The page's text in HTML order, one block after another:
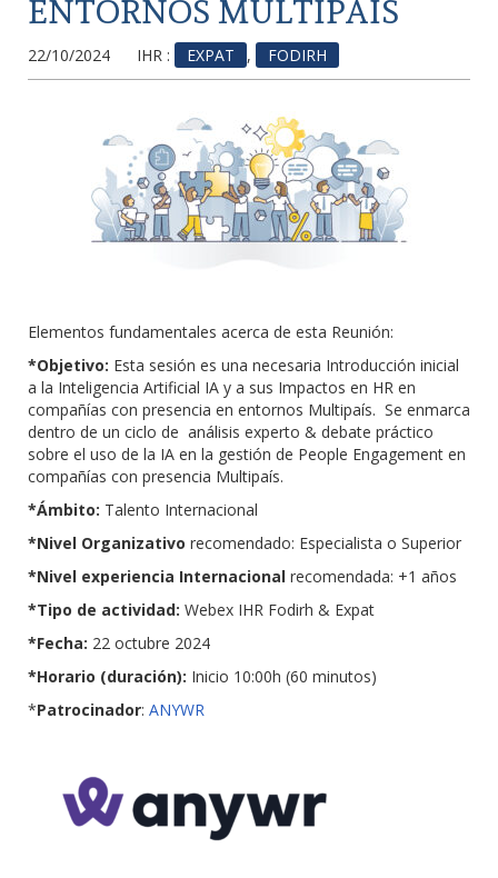
ENTORNOS MULTIPAIS
22/10/2024 IHR : EXPAT , FODIRH
Elementos fundamentales acerca de esta Reunión:
*Objetivo: Esta sesión es una necesaria Introducción inicial
a la Inteligencia Artificial IA y a sus Impactos en HR en
compañías con presencia en entornos Multipaís. Se enmarca
dentro de un ciclo de análisis experto & debate práctico
sobre el uso de la IA en la gestión de People Engagement en
compañías con presencia Multipaís.
*Ámbito: Talento Internacional
*Nivel Organizativo recomendado: Especialista o Superior
*Nivel experiencia Internacional recomendada: +1 años
*Tipo de actividad: Webex IHR Fodirh & Expat
*Fecha: 22 octubre 2024
*Horario (duración): Inicio 10:00h (60 minutos)
*Patrocinador: ANYWR